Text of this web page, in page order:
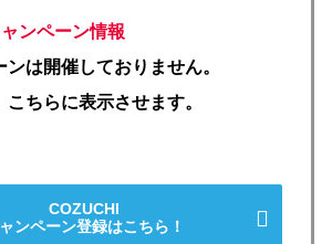
ンペーン情報
は開催しておりません。
ちらに表示させます。
COZUCHI
ンペーン登録はこちら！